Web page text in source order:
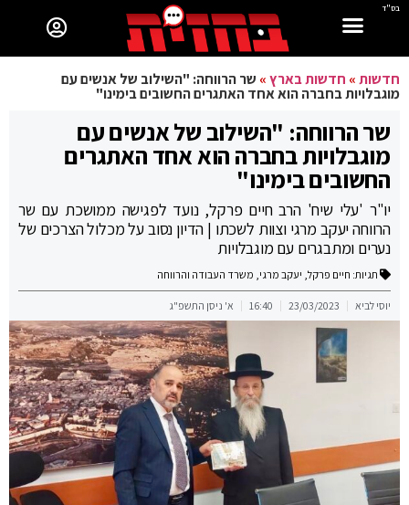
בס"ד
חדשות» חדשות בארץ» שר הרווחה: "השילוב של אנשים עם
מוגבלויות בחברה הוא אחד האתגרים החשובים בימינו"
שר הרווחה: "השילוב של אנשים עם
מוגבלויות בחברה הוא אחד האתגרים
החשובים בימינו"
יו"ר 'עלי שיח' הרב חיים פרקל, נועד לפגישה ממושכת עם שר
הרווחה יעקב מרגי וצוות לשכתו | הדיון נסוב על מכלול הצרכים של
נערים ומתבגרים עם מוגבלויות
תגיות: חיים פרקל, יעקב מרגי, משרד העבודה והרווחה
יוסי לביא 23/03/2023
16:40 א' ניסן התשפ"ג